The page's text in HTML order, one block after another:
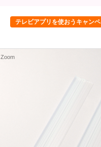
テレビアプリを使おうキャン
Zoom